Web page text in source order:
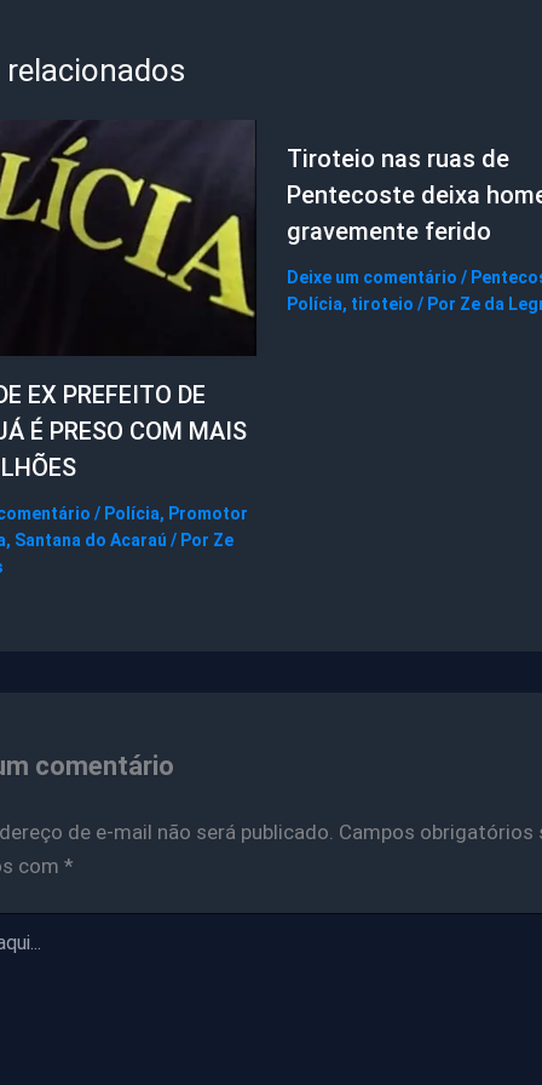
EX PREFEITO DE
É PRESO COM MAIS
/ Polícia, Promotor
, Santana do Acaraú / Por Ze
Tiroteio nas ruas de
Pentecoste deixa
gravemente ferido
Deixe um comentário /
Polícia, tiroteio / Por Ze da
comentário
de e-mail não será publicado. Campos obrigatórios
com *